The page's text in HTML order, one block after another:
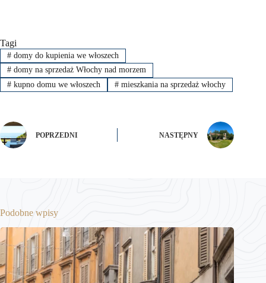
Tagi
#domy do kupienia we włoszech
#domy na sprzedaż Włochy nad morzem
#kupno domu we włoszech #mieszkania na sprzedaż włochy
POPRZEDNI NASTĘPNY
Podobne wpisy